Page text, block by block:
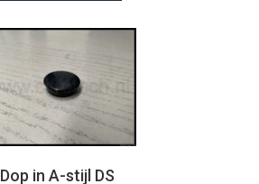
Dop in A-stijl DS